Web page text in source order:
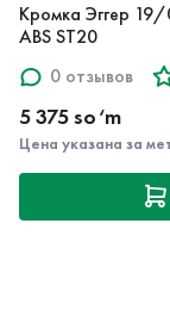
Кромка Эггер
ABS ST20
0 отзывов
5 375 so‘m
Цена указана за